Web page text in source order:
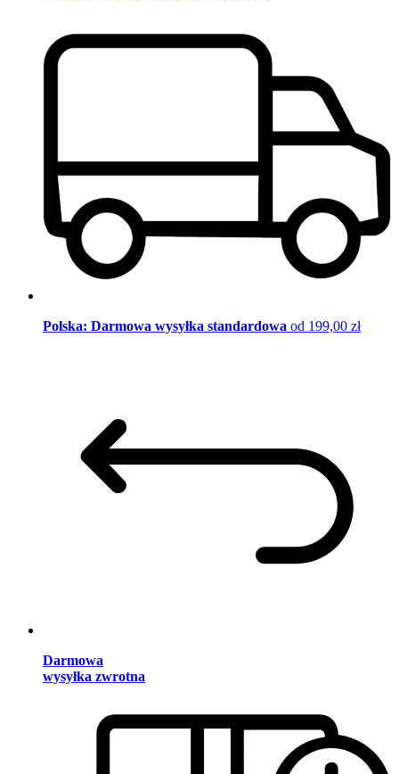
Polska: Darmowa wysyłka standardowa od 199,00 zł
Darmowa
wysyłka zwrotna